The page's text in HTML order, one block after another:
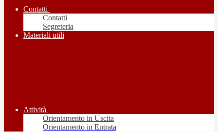
Contatti
Contatti
Segreteria
Materiali utili
Attività
Orientamento in Uscita
Orientamento in Entrata